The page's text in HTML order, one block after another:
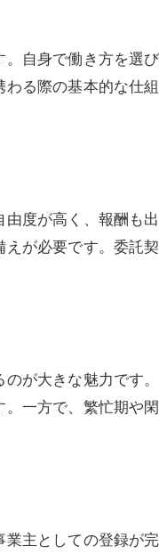
自身で働き方を選
る際の基本的な仕
度が高く、報酬も
が必要です。委託
が大きな魅力です
一方で、繁忙期や
主としての登録が